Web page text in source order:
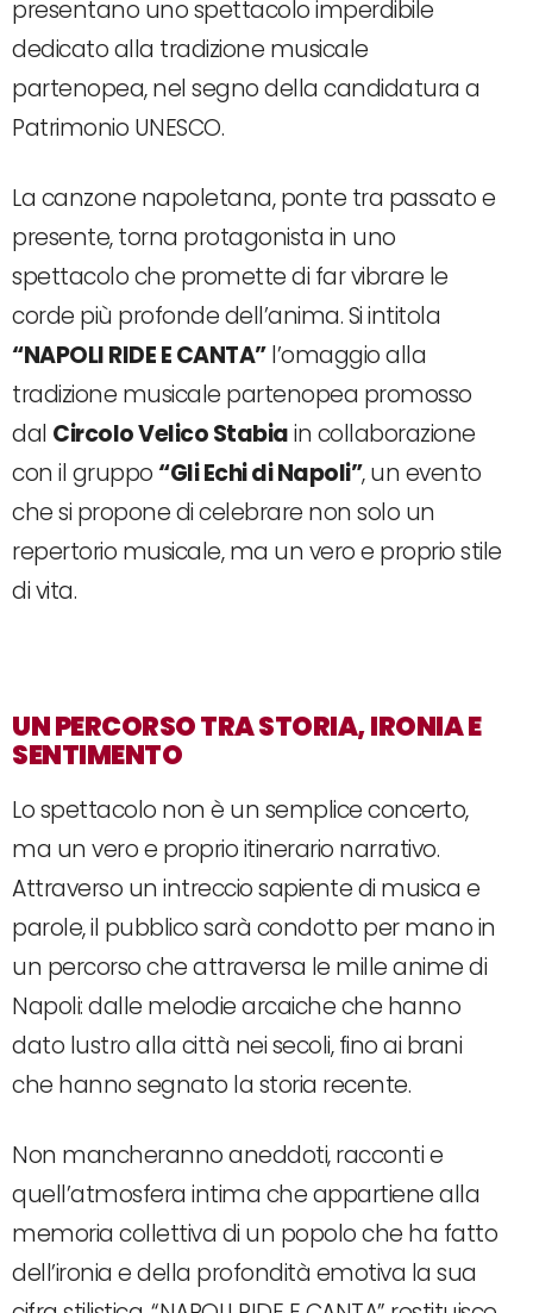
presentano uno spettacolo imperdibile
dedicato alla tradizione musicale
partenopea, nel segno della candidatura a
Patrimonio UNESCO.
La canzone napoletana, ponte tra passato e
presente, torna protagonista in uno
spettacolo che promette di far vibrare le
corde più profonde dell’anima. Si intitola
“NAPOLI RIDE E CANTA”l’omaggio alla
tradizione musicale partenopea promosso
dal Circolo Velico Stabiain collaborazione
con il gruppo “Gli Echi di Napoli”, un evento
che si propone di celebrare non solo un
repertorio musicale, ma un vero e proprio stile
di vita.
UN PERCORSO TRA STORIA, IRONIA E
SENTIMENTO
Lo spettacolo non è un semplice concerto,
ma un vero e proprio itinerario narrativo.
Attraverso un intreccio sapiente di musica e
parole, il pubblico sarà condotto per mano in
un percorso che attraversa le mille anime di
Napoli: dalle melodie arcaiche che hanno
dato lustro alla città nei secoli, fino ai brani
che hanno segnato la storia recente.
Non mancheranno aneddoti, racconti e
quell’atmosfera intima che appartiene alla
memoria collettiva di un popolo che ha fatto
dell’ironia e della profondità emotiva la sua